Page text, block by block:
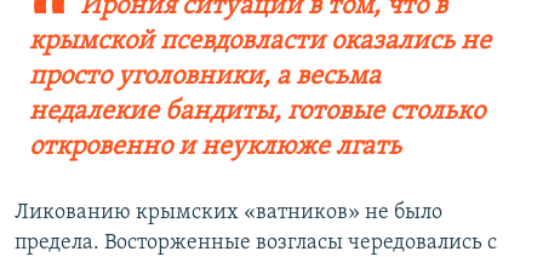
Ирония ситуации в том, что в
крымской псевдовласти оказались не
просто уголовники, а весьма
недалекие бандиты, готовые столько
откровенно и неуклюже лгать
Ликованию крымских «ватников» не было
предела. Восторженные возгласы чередовались с